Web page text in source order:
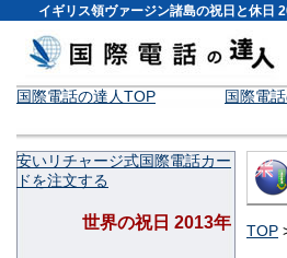
イギリス領ヴァージン諸島の祝日と休日
国際電話の達人TOP
国際電
TOP
安いリチャージ式国際電話カー
ドを注文する
世界の祝日 2013年